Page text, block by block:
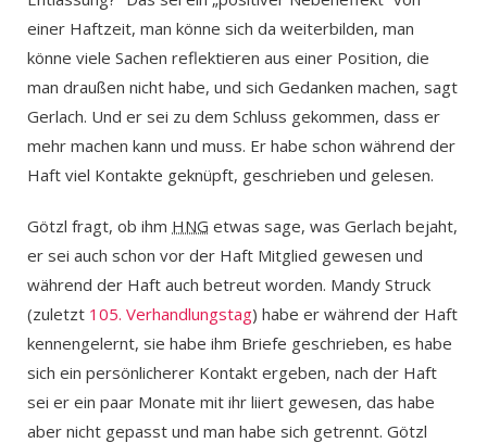
einer Haftzeit, man könne sich da weiterbilden, man
könne viele Sachen reflektieren aus einer Position, die
man draußen nicht habe, und sich Gedanken machen, sagt
Gerlach. Und er sei zu dem Schluss gekommen, dass er
mehr machen kann und muss. Er habe schon während der
Haft viel Kontakte geknüpft, geschrieben und gelesen.
Götzl fragt, ob ihm HNG etwas sage, was Gerlach bejaht,
er sei auch schon vor der Haft Mitglied gewesen und
während der Haft auch betreut worden. Mandy Struck
(zuletzt 105. Verhandlungstag) habe er während der Haft
kennengelernt, sie habe ihm Briefe geschrieben, es habe
sich ein persönlicherer Kontakt ergeben, nach der Haft
sei er ein paar Monate mit ihr liiert gewesen, das habe
aber nicht gepasst und man habe sich getrennt. Götzl